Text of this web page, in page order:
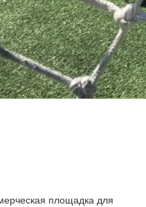
площадка для